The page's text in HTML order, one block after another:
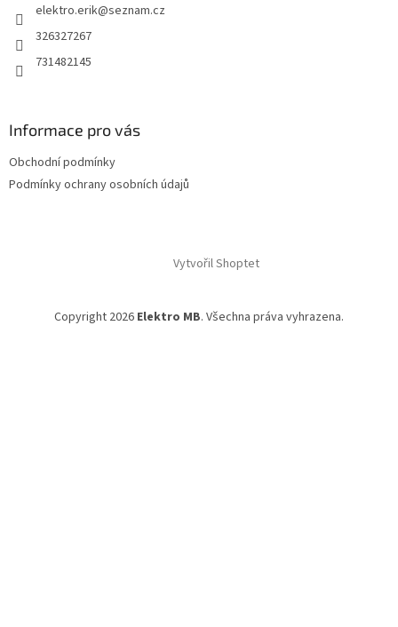
elektro.erik@seznam.cz
326327267
731482145
Informace pro vás
Obchodní podmínky
Podmínky ochrany osobních údajů
Vytvořil Shoptet
Copyright 2026 Elektro MB. Všechna práva vyhrazena.